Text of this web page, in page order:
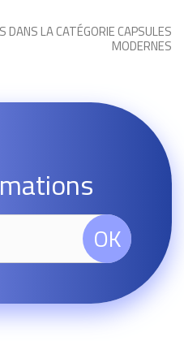
DANS LA CATÉGORIE CAPSULES
MODERNES
OK